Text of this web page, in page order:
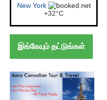
London
+21°C
இங்கேயும் தட்டுங்கள்